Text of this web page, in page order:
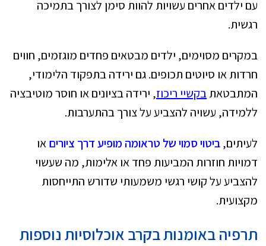
עם ילדים אחרים עשויות להוות סימן לצורך בתמיכה
רגשית.
במקרים מסוימים, ילדים מבטאים פחדים מוגזמים, חווים
חרדות או סיוטים תכופים. גם ירידה בתפקוד הלימודי,
המתבטאתבקשיי ריכוז, ירידה בציונים או חוסר מוטיבציה
ללמידה, עשויה להצביע על צורך בהתערבות.
לעיתים,ביטוי סמוי של טראומה מופיע דרך ציוריםאו
דמויות חוזרות המביעות פחד או אלימות, מה שעשוי
להצביע על קושי רגשי משמעותי שדורש התייחסות
מקצועית.
תרפיה באומנות בקרב אוכלוסיות נוספות